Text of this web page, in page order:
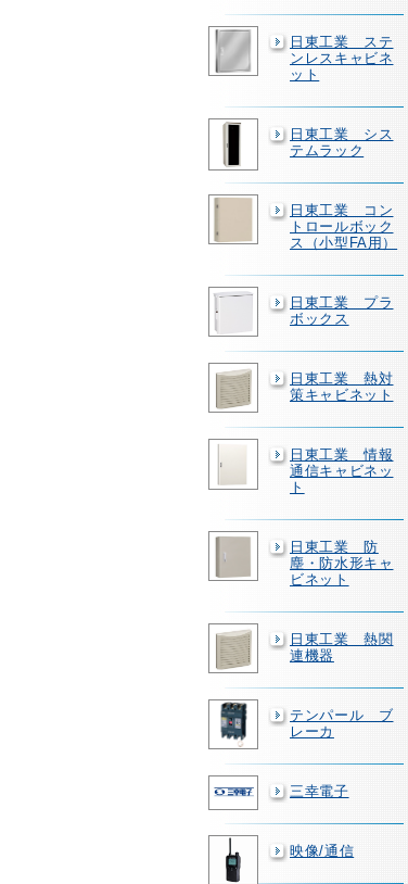
日東工業 ステ
ンレスキャビネ
ット
日東工業 シス
テムラック
日東工業 コン
トロールボック
ス（小型FA用）
日東工業 プラ
ボックス
日東工業 熱対
策キャビネット
日東工業 情報
通信キャビネッ
ト
日東工業 防
塵・防水形キャ
ビネット
日東工業 熱関
連機器
テンパール ブ
レーカ
三幸電子
映像/通信